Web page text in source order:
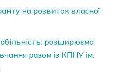
на розвиток власної
розширюємо
разом із КПНУ ім.